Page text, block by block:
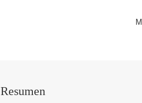
Resumen